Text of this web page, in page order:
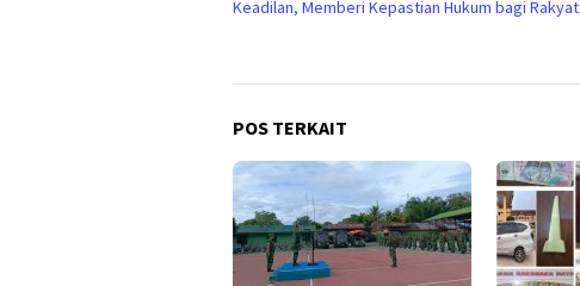
Keadilan, Memberi Kepastian Hukum bagi Rakyat
POS TERKAIT